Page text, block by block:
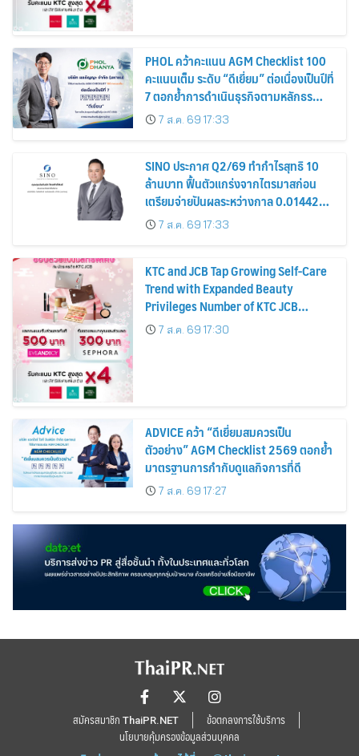
PHOL คว้าคะแนน AGM Checklist 100
คะแนนเต็ม ระดับ “ดีเยี่ยม” ต่อเนื่องเป็นปีที่
7 ตอกย้ำการดำเนินธุรกิจตามหลักธร
รมาภิบาล โปร่งใส สร้างความเชื่อมั่นผู้ถือ
หุ้น
7 ส.ค. 69 17:33
SINO ประกาศ Q2/69 ทำกำไรสุทธิ 10
ล้านบาท ฟื้นตัวแกร่งจากไตรมาสก่อน
เตรียมจ่ายปันผลระหว่างกาล 0.014423
บาทต่อหุ้น ครึ่งปีหลังมุ่งเติบโตต่อเนื่อง
7 ส.ค. 69 17:33
KTC and JCB Tap Growing Self-Care
Trend with Expanded Beauty
Privileges Number of KTC JCB
Cardmembers Spending on
Cosmetics Rises 26%
7 ส.ค. 69 17:30
ADVICE คว้า “ดีเยี่ยมสมควรเป็น
ตัวอย่าง” AGM Checklist 2569 ตอกย้ำ
มาตรฐานการกำกับดูแลกิจการที่ดี
7 ส.ค. 69 17:27
สมัครสมาชิก ThaiPR.NET
ข้อตกลงการใช้บริการ
นโยบายคุ้มครองข้อมูลส่วนบุคคล